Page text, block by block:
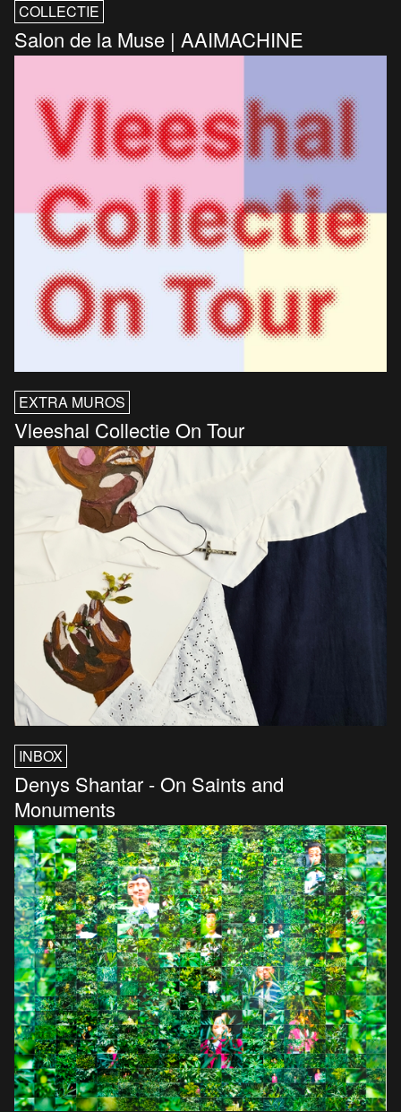
COLLECTIE
Salon de la Muse | AAIMACHINE
EXTRA MUROS
Vleeshal Collectie On Tour
INBOX
Denys Shantar - On Saints and
Monuments